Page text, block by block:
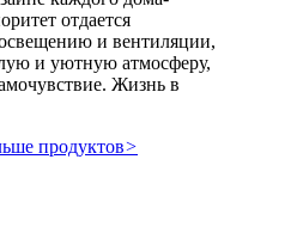
отдается
и вентиляции,
и уютную атмосферу,
Жизнь в
продуктов>